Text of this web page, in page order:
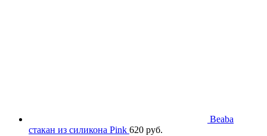
Beaba
стакан из силикона Pink 620 руб.